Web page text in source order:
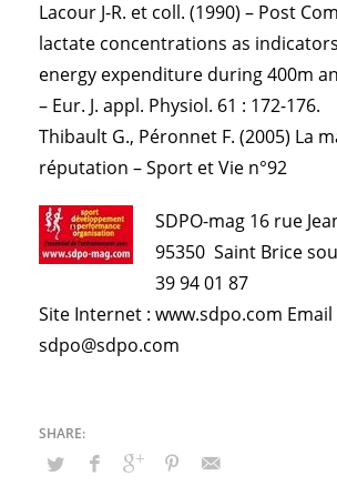
Lacour J-R. et coll. (1990) – Post
lactate concentrations as
energy expenditure during 400m
– Eur. J. appl. Physiol. 61 : 172-176.
Thibault G., Péronnet F. (2005) La
réputation – Sport et Vie n°92
SDPO-mag 16 rue
95350 Saint Brice
39 94 01 87
Site Internet : www.sdpo.com Email
sdpo@sdpo.com